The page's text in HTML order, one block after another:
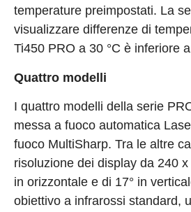
temperature preimpostati. La
visualizzare differenze di
Ti450 PRO a 30 °C è inferiore
Quattro modelli
I quattro modelli della serie
messa a fuoco automatica
fuoco MultiSharp. Tra le altre
risoluzione dei display da 240 x
in orizzontale e di 17° in
obiettivo a infrarossi standard,